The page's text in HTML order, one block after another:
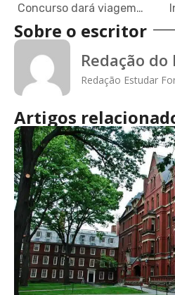
Concurso dará viagem às Ilhas Falkland com tudo pago
Sobre o escritor
Redação
Redação Estudar
Artigos